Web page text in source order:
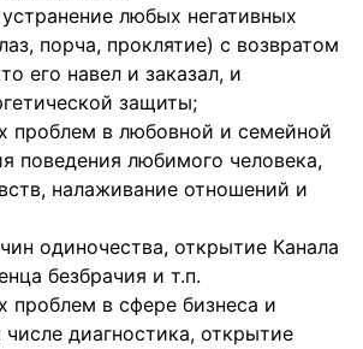
любых негативных
порча, проклятие) с возвратом
его навел и заказал, и
защиты;
проблем в любовной и семейной
поведения любимого человека,
налаживание отношений и
одиночества, открытие Канала
безбрачия и т.п.
проблем в сфере бизнеса и
диагностика, открытие